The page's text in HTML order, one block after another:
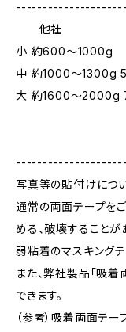
他社 写宝
小 約600～
中 約1000～1300g
大 約1600～2000g
写真等の貼付けにつ
通常の両面テープを
める、破壊することが
弱粘着のマスキング
また、弊社製品「吸着
できます。
（参考）吸着両面テー